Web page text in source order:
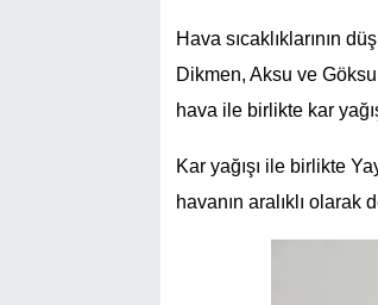
Hava sıcaklıklarının
Dikmen, Aksu ve
hava ile birlikte kar
Kar yağışı ile birlikte
havanın aralıklı olarak